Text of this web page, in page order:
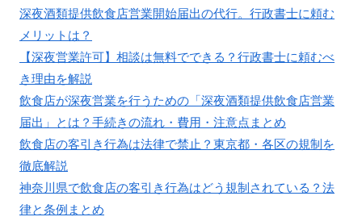
深夜酒類提供飲食店営業開始届出の代行。行政書士に頼む
メリットは？
【深夜営業許可】相談は無料でできる？行政書士に頼むべ
き理由を解説
飲食店が深夜営業を行うための「深夜酒類提供飲食店営業
届出」とは？手続きの流れ・費用・注意点まとめ
飲食店の客引き行為は法律で禁止？東京都・各区の規制を
徹底解説
神奈川県で飲食店の客引き行為はどう規制されている？法
律と条例まとめ